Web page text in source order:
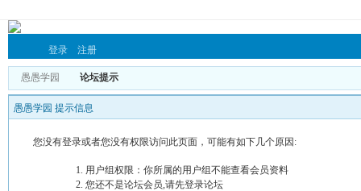
登录 注册
愚愚学园 论坛提示
愚愚学园 提示信息
您没有登录或者您没有权限访问此页面，可能有如下几个原因:
用户组权限：你所属的用户组不能查看会员资料
您还不是论坛会员,请先登录论坛